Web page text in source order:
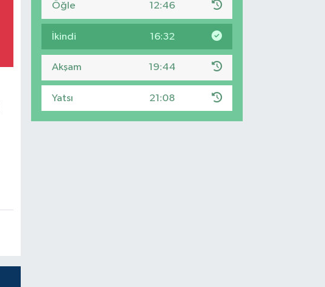
Öğle 12:46
İkindi 16:32
Akşam 19:44
Yatsı 21:08